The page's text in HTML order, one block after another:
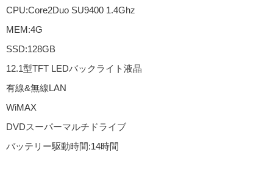
CPU:Core2Duo SU9400 1.4Ghz
MEM:4G
SSD:128GB
12.1型TFT LEDバックライト液晶
有線&無線LAN
WiMAX
DVDスーパーマルチドライブ
バッテリー駆動時間:14時間